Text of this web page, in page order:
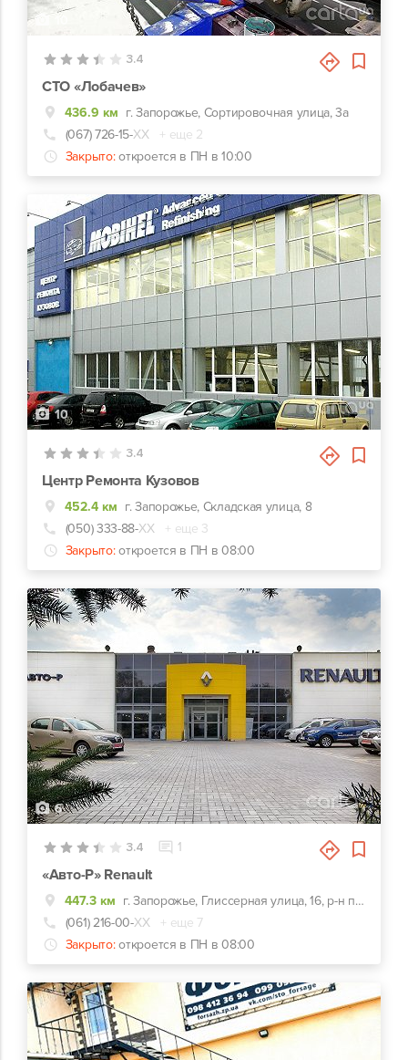
3.4
СТО «Лобачев»
436.9 км г. Запорожье, Сортировочная улица, 3а
(067) 726-15-ХХ
+ еще 2
Закрыто: откроется в ПН в 10:00
10
3.4
Центр Ремонта Кузовов
452.4 км г. Запорожье, Складская улица, 8
(050) 333-88-ХХ
+ еще 3
Закрыто: откроется в ПН в 08:00
6
3.4 1
«Авто-Р» Renault
447.3 км
г. Запорожье, Глиссерная улица, 16, р-н парка «Дубовая роща»
(061) 216-00-ХХ
+ еще 7
Закрыто: откроется в ПН в 08:00